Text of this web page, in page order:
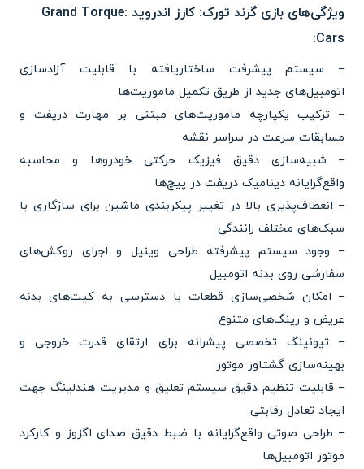
ویژگی‌های بازی گرند تورک: کارز اندروید Grand Torque:
Cars:
– سیستم پیشرفت ساختاریافته با قابلیت آزادسازی
اتومبیل‌های جدید از طریق تکمیل ماموریت‌ها
– ترکیب یکپارچه ماموریت‌های مبتنی بر مهارت دریفت و
مسابقات سرعت در سراسر نقشه
– شبیه‌سازی دقیق فیزیک حرکتی خودروها و محاسبه
واقع‌گرایانه دینامیک دریفت در پیچ‌ها
– انعطاف‌پذیری بالا در تغییر پیکربندی ماشین برای سازگاری با
سبک‌های مختلف رانندگی
– وجود سیستم پیشرفته طراحی وینیل و اجرای روکش‌های
سفارشی روی بدنه اتومبیل
– امکان شخصی‌سازی قطعات با دسترسی به کیت‌های بدنه
عریض و رینگ‌های متنوع
– تیونینگ تخصصی پیشرانه برای ارتقای قدرت خروجی و
بهینه‌سازی گشتاور موتور
– قابلیت تنظیم دقیق سیستم تعلیق و مدیریت هندلینگ جهت
ایجاد تعادل رقابتی
– طراحی صوتی واقع‌گرایانه با ضبط دقیق صدای اگزوز و کارکرد
موتور اتومبیل‌ها